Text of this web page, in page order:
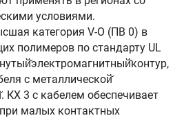
условиями.
категория V-O (ПВ 0) в
полимеров по стандарту UL
с металлической̆
КХ 3 с кабелем обеспечивает
малых контактных